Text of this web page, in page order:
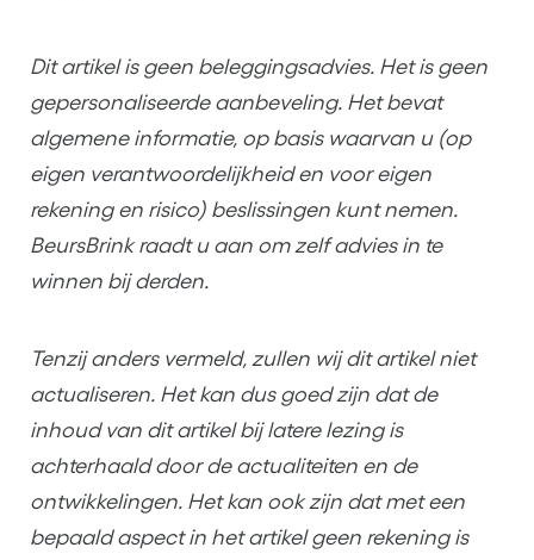
Dit artikel is geen beleggingsadvies. Het is geen
gepersonaliseerde aanbeveling. Het bevat
algemene informatie, op basis waarvan u (op
eigen verantwoordelijkheid en voor eigen
rekening en risico) beslissingen kunt nemen.
BeursBrink raadt u aan om zelf advies in te
winnen bij derden.
Tenzij anders vermeld, zullen wij dit artikel niet
actualiseren. Het kan dus goed zijn dat de
inhoud van dit artikel bij latere lezing is
achterhaald door de actualiteiten en de
ontwikkelingen. Het kan ook zijn dat met een
bepaald aspect in het artikel geen rekening is